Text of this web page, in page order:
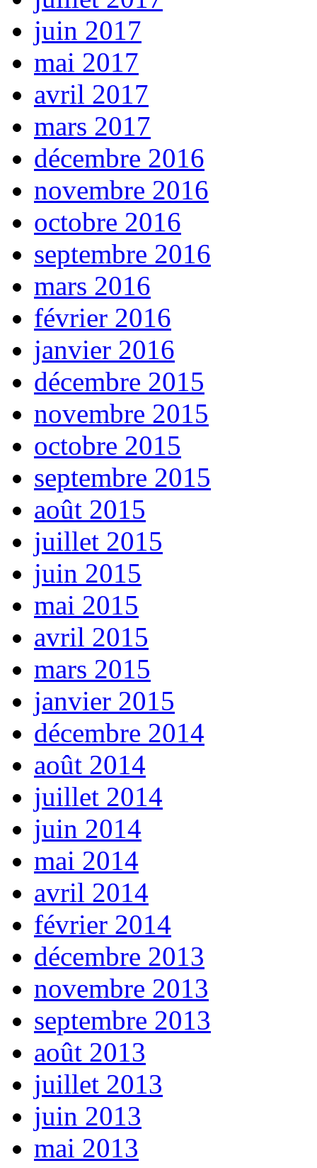
juin 2017
mai 2017
avril 2017
mars 2017
décembre 2016
novembre 2016
octobre 2016
septembre 2016
mars 2016
février 2016
janvier 2016
décembre 2015
novembre 2015
octobre 2015
septembre 2015
août 2015
juillet 2015
juin 2015
mai 2015
avril 2015
mars 2015
janvier 2015
décembre 2014
août 2014
juillet 2014
juin 2014
mai 2014
avril 2014
février 2014
décembre 2013
novembre 2013
septembre 2013
août 2013
juillet 2013
juin 2013
mai 2013